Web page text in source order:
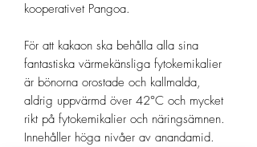
kooperativet Pangoa.
För att kakaon ska behålla alla sina
fantastiska värmekänsliga fytokemikalier
är bönorna orostade och kallmalda,
aldrig uppvärmd över 42°C och mycket
rikt på fytokemikalier och näringsämnen.
Innehåller höga nivåer av anandamid.